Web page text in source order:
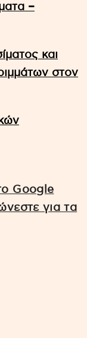
–
και
στον
Google
για τα